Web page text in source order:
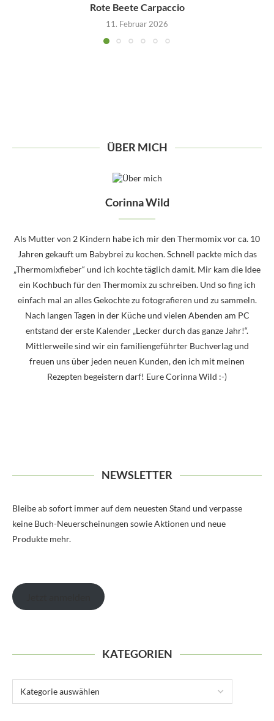
Rote Beete Carpaccio
11. Februar 2026
ÜBER MICH
Corinna Wild
Als Mutter von 2 Kindern habe ich mir den Thermomix vor ca. 10
Jahren gekauft um Babybrei zu kochen. Schnell packte mich das
„Thermomixfieber“ und ich kochte täglich damit. Mir kam die Idee
ein Kochbuch für den Thermomix zu schreiben. Und so fing ich
einfach mal an alles Gekochte zu fotografieren und zu sammeln.
Nach langen Tagen in der Küche und vielen Abenden am PC
entstand der erste Kalender „Lecker durch das ganze Jahr!“.
Mittlerweile sind wir ein familiengeführter Buchverlag und
freuen uns über jeden neuen Kunden, den ich mit meinen
Rezepten begeistern darf! Eure Corinna Wild :-)
NEWSLETTER
Bleibe ab sofort immer auf dem neuesten Stand und verpasse
keine Buch-Neuerscheinungen sowie Aktionen und neue
Produkte mehr.
KATEGORIEN